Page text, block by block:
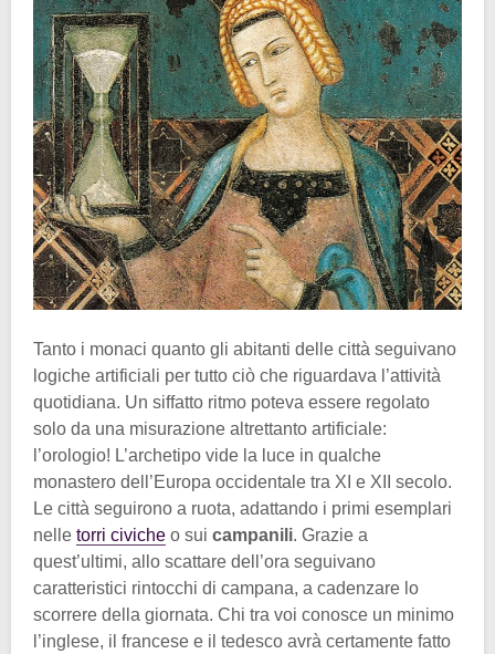
Tanto i monaci quanto gli abitanti delle città seguivano
logiche artificiali per tutto ciò che riguardava l’attività
quotidiana. Un siffatto ritmo poteva essere regolato
solo da una misurazione altrettanto artificiale:
l’orologio! L’archetipo vide la luce in qualche
monastero dell’Europa occidentale tra XI e XII secolo.
Le città seguirono a ruota, adattando i primi esemplari
nelle torri civiche o sui campanili. Grazie a
quest’ultimi, allo scattare dell’ora seguivano
caratteristici rintocchi di campana, a cadenzare lo
scorrere della giornata. Chi tra voi conosce un minimo
l’inglese, il francese e il tedesco avrà certamente fatto